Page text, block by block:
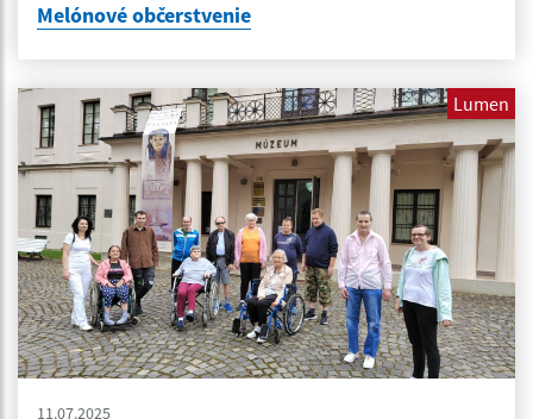
Melónové občerstvenie
Lumen
11.07.2025